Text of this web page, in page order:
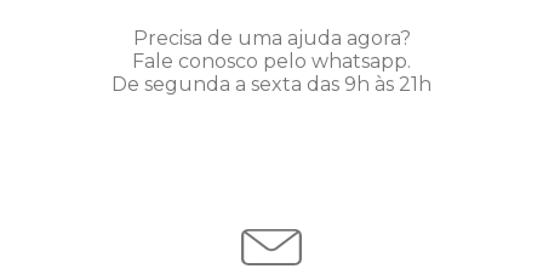
Precisa de uma ajuda agora?
Fale conosco pelo whatsapp.
De segunda a sexta das 9h às 21h